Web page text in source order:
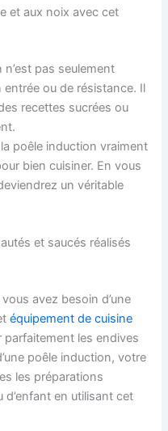
et aux noix avec cet
n’est pas seulement
ou de résistance. Il
recettes sucrées ou
poêle induction vraiment
bien cuisiner. En vous
un véritable
et saucés réalisés
avez besoin d’une
équipement de cuisine
parfaitement les endives
poêle induction, votre
les préparations
d’enfant en utilisant cet